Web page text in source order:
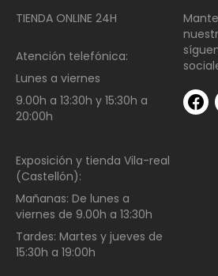
TIENDA ONLINE 24H
Atención telefónica:
Lunes a viernes
9.00h a 13:30h y 15:30h a
20:00h
Exposición y tienda Vila-real
(Castellón):
Mañanas: De lunes a
viernes de 9.00h a 13:30h
Tardes: Martes y jueves de
15:30h a 19:00h